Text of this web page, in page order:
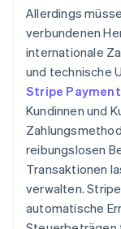
Allerdings
verbundenen
internationale
und technische
Stripe
Kundinnen und
reibungslosen
Transaktionen
verwalten.
automatische